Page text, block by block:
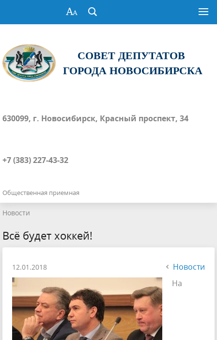
СОВЕТ ДЕПУТАТОВ
ГОРОДА НОВОСИБИРСКА
630099, г. Новосибирск, Красный проспект, 34
+7 (383) 227-43-32
Общественная приемная
Новости
Всё будет хоккей!
12.01.2018
Новости
На